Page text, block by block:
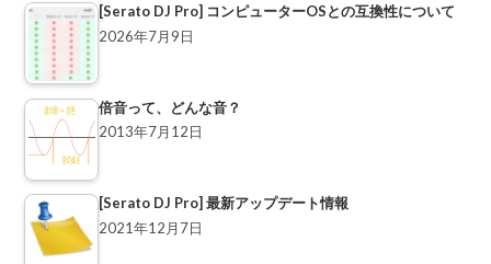
[Serato DJ Pro] コンピューターOSとの互換性について
2026年7月9日
倍音って、どんな音？
2013年7月12日
[Serato DJ Pro] 最新アップデート情報
2021年12月7日